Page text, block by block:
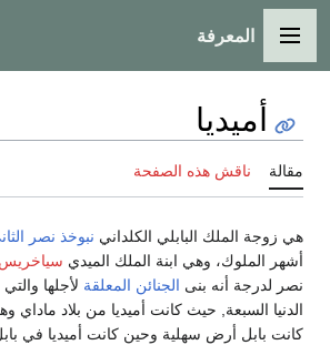
القائمة الرئيسية
المعرفة
أميديا
مقالة ناقش هذه الصفحة
هي زوجة الملك البابلي الكلداني نبوخذ نصر
أشهر الملوك، وهي ابنة الملك الميدي سياخريس
نصر لدرجة أنه بنى الجنائن المعلقة لأجلها
الدنيا السبعة, حيث كانت أميديا من بلاد ماداي
كانت بابل أرض سهلية وحين كانت أميديا في